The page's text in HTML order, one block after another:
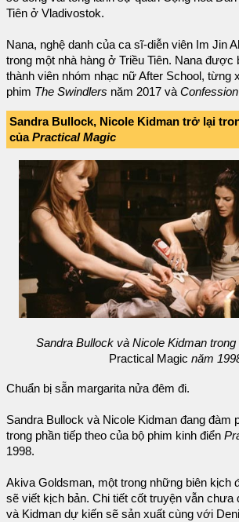
Tiên ở Vladivostok.
Nana, nghệ danh của ca sĩ-diễn viên Im Jin
trong một nhà hàng ở Triều Tiên. Nana được
thành viên nhóm nhạc nữ After School, từng
phim The Swindlers năm 2017 và Confession
Sandra Bullock, Nicole Kidman trở lại
củaPractical Magic
Sandra Bullock và Nicole Kidman
Practical Magic năm
Chuẩn bị sẵn margarita nửa đêm đi.
Sandra Bullock và Nicole Kidman đang đàm
trong phần tiếp theo của bộ phim kinh điển
1998.
Akiva Goldsman, một trong những biên kịch
sẽ viết kịch bản. Chi tiết cốt truyện vẫn chưa
và Kidman dự kiến ​​sẽ sản xuất cùng với